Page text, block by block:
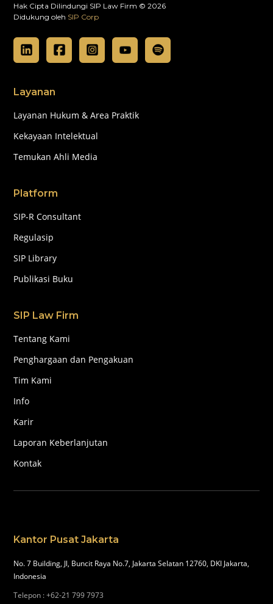
Hak Cipta Dilindungi SIP Law Firm © 2026
Didukung oleh SIP Corp
Layanan
Layanan Hukum & Area Praktik
Kekayaan Intelektual
Temukan Ahli Media
Platform
SIP-R Consultant
Regulasip
SIP Library
Publikasi Buku
SIP Law Firm
Tentang Kami
Penghargaan dan Pengakuan
Tim Kami
Info
Karir
Laporan Keberlanjutan
Kontak
Kantor Pusat Jakarta
No. 7 Building, Jl, Buncit Raya No.7, Jakarta Selatan 12760, DKI Jakarta,
Indonesia
Telepon :+62-21 799 7973